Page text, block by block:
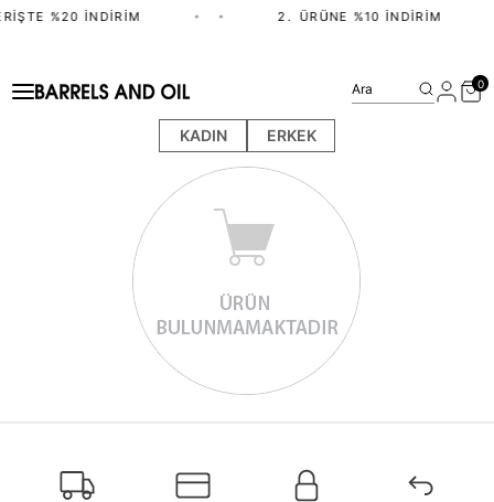
%20 İNDIRIM • • 2.⁠ ⁠ÜRÜNE %10 İNDIRIM
KADIN ERKEK
Ara 0